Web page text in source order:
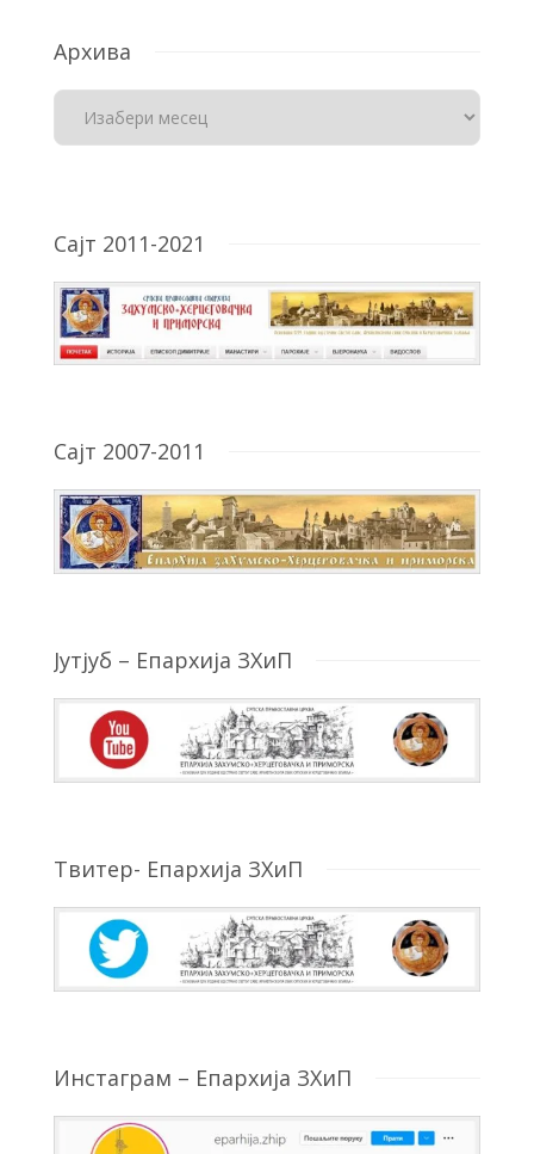
Архива
Сајт 2011-2021
Сајт 2007-2011
Јутјуб – Епархија ЗХиП
Твитер- Епархија ЗХиП
Инстаграм – Епархија ЗХиП